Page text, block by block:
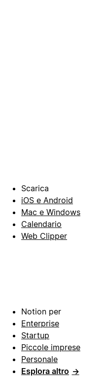
Scarica
iOS e Android
Mac e Windows
Calendario
Web Clipper
Notion per
Enterprise
Startup
Piccole imprese
Personale
Esplora altro →